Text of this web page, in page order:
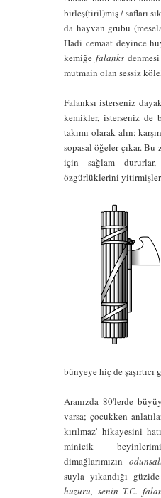
birleş(tiril)miş / safları
da hayvan grubu
Hadi cemaat deyince
kemiğefalanks
mutmain olan sessiz
Falanksı isterseniz
kemikler, isterseniz de
takımı olarak alın;
sopasal öğeler çıkar. Bu
için sağlam dururlar,
özgürlüklerini
bünyeye hiç de şaşırtıcı
Aranızda 80'lerde
varsa; çocukken
kırılmaz' hikayesini
minicik
dimağlarımızın
suyla yıkandığı
huzuru, senin T.C.